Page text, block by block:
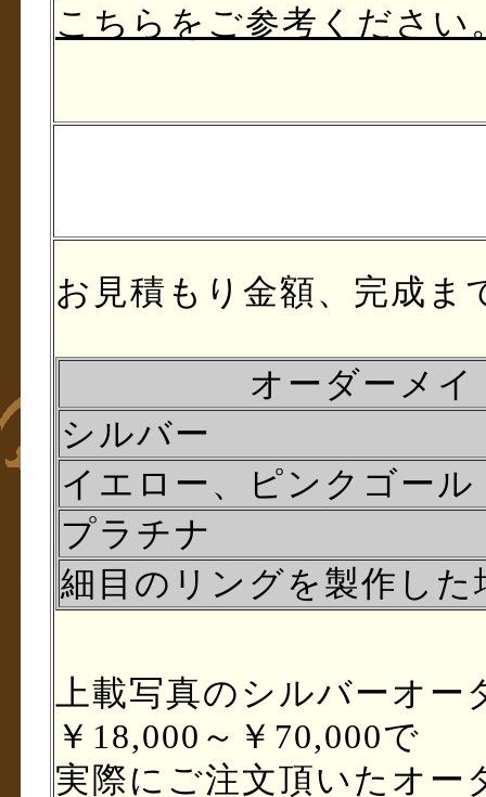
こちらをご参考ください
お見積もり金額、完成ま
オーダーメ
シルバー
イエロー、ピンクゴール
プラチナ
細目のリングを製作し
上載写真のシルバーオー
￥18,000～￥70,000で
実際にご注文頂いたオー